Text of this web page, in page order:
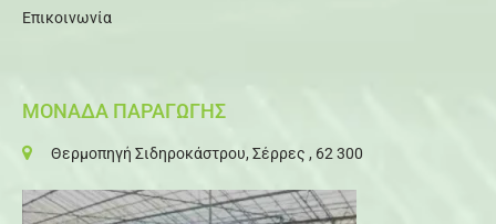
Επικοινωνία
ΜΟΝΑΔΑ ΠΑΡΑΓΩΓΗΣ
Θερμοπηγή Σιδηροκάστρου, Σέρρες , 62 300